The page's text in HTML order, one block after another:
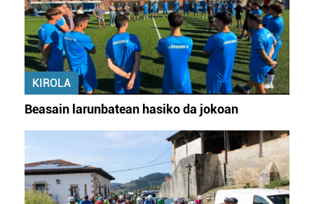
KIROLA
Beasain larunbatean hasiko da jokoan